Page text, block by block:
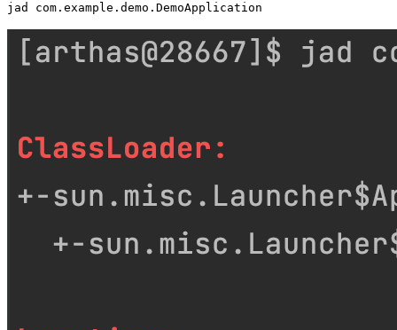
jad com.example.demo.DemoApplication